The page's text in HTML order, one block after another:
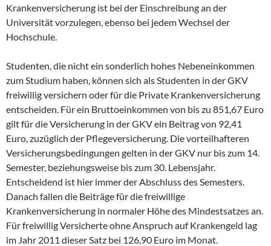
Krankenversicherung ist bei der Einschreibung an der
Universität vorzulegen, ebenso bei jedem Wechsel der
Hochschule.
Studenten, die nicht ein sonderlich hohes Nebeneinkommen
zum Studium haben, können sich als Studenten in der GKV
freiwillig versichern oder für die Private Krankenversicherung
entscheiden. Für ein Bruttoeinkommen von bis zu 851,67 Euro
gilt für die Versicherung in der GKV ein Beitrag von 92,41
Euro, zuzüglich der Pflegeversicherung. Die vorteilhafteren
Versicherungsbedingungen gelten in der GKV nur bis zum 14.
Semester, beziehungsweise bis zum 30. Lebensjahr.
Entscheidend ist hier immer der Abschluss des Semesters.
Danach fallen die Beiträge für die freiwillige
Krankenversicherung in normaler Höhe des Mindestsatzes an.
Für freiwillig Versicherte ohne Anspruch auf Krankengeld lag
im Jahr 2011 dieser Satz bei 126,90 Euro im Monat.